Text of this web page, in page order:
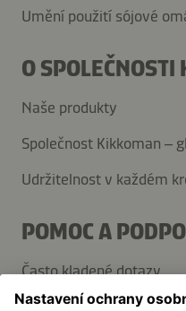
Umění použití sójové
O
Naše produkty
Společnost Kikkoman –
Udržitelnost v každém
POMOC A
Často kladené dotazy
Kontaktujte nás